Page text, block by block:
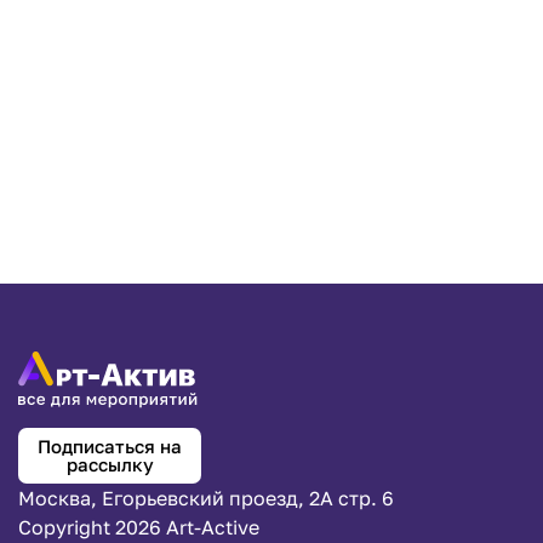
Подписаться на
рассылку
Москва, Егорьевский проезд, 2А стр. 6
Copyright 2026 Art-Active